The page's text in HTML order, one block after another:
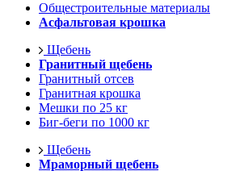
Общестроительные материалы
Асфальтовая крошка
Щебень
Гранитный щебень
Гранитный отсев
Гранитная крошка
Мешки по 25 кг
Биг-беги по 1000 кг
Щебень
Мраморный щебень